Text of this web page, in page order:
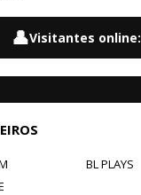
👤Visitantes online:
BL PLAYS